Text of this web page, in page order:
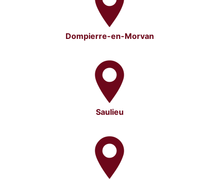
Dompierre-en-Morvan
Saulieu